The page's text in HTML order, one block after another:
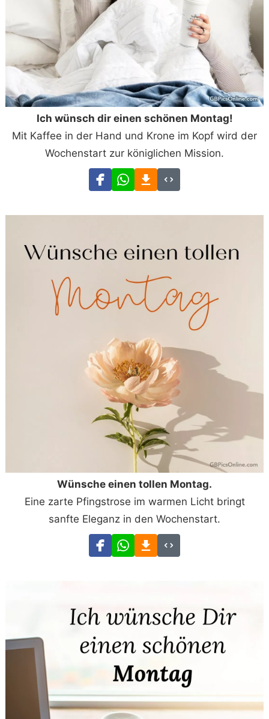
Ich wünsch dir einen schönen Montag!
Mit Kaffee in der Hand und Krone im Kopf wird der
Wochenstart zur königlichen Mission.
Wünsche einen tollen Montag.
Eine zarte Pfingstrose im warmen Licht bringt
sanfte Eleganz in den Wochenstart.